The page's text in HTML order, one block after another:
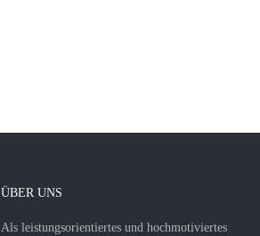
ÜBER UNS
Als leistungsorientiertes und hochmotiviertes